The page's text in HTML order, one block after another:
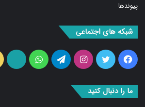
فیس
بوک
توییتراینستاگرامتلگرامواتس
آپ